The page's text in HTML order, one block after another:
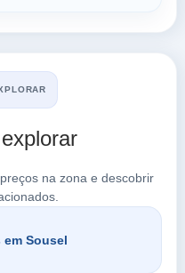
na zona e descobrir
Sousel